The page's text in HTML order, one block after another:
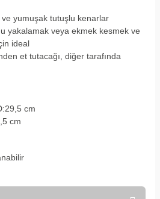
ve yumuşak tutuşlu kenarlar
yakalamak veya ekmek kesmek ve
ideal
et tutacağı, diğer tarafında
cm
cm